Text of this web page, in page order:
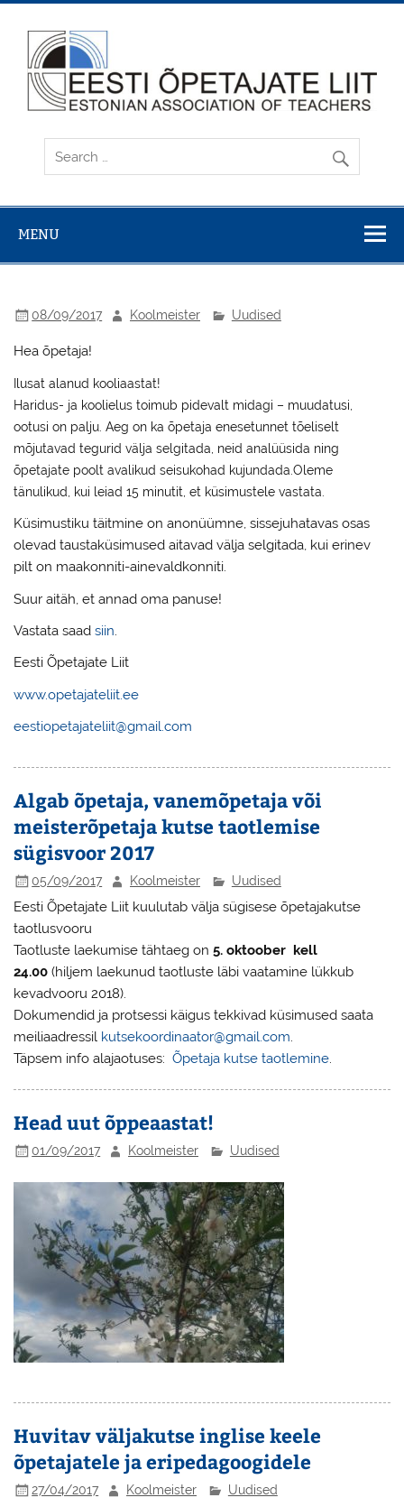
Skip
content
MENU
08/09/2017 Koolmeister Uudised
Hea õpetaja!
Ilusat alanud kooliaastat!
Haridus- ja koolielus toimub pidevalt midagi – muudatusi,
ootusi on palju. Aeg on ka õpetaja enesetunnet tõeliselt
mõjutavad tegurid välja selgitada, neid analüüsida ning
õpetajate poolt avalikud seisukohad kujundada.Oleme
tänulikud, kui leiad 15 minutit, et küsimustele vastata.
Küsimustiku täitmine on anonüümne, sissejuhatavas osas
olevad taustaküsimused aitavad välja selgitada, kui erinev
pilt on maakonniti-ainevaldkonniti.
Suur aitäh, et annad oma panuse!
Vastata saadsiin.
Eesti Õpetajate Liit
www.opetajateliit.ee
eestiopetajateliit@gmail.com
Algab õpetaja, vanemõpetaja või
meisterõpetaja kutse taotlemise
sügisvoor 2017
05/09/2017 Koolmeister Uudised
Eesti Õpetajate Liit kuulutab välja sügisese õpetajakutse
taotlusvooru
Taotluste laekumise tähtaeg on5. oktoober kell
24.00 (hiljem laekunud taotluste läbi vaatamine lükkub
kevadvooru 2018).
Dokumendid ja protsessi käigus tekkivad küsimused saata
meiliaadressil kutsekoordinaator@gmail.com.
Täpsem info alajaotuses:Õpetaja kutse taotlemine.
Head uut õppeaastat!
01/09/2017 Koolmeister Uudised
Huvitav väljakutse inglise keele
õpetajatele ja eripedagoogidele
27/04/2017 Koolmeister Uudised